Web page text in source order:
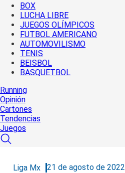
BOX
LUCHA LIBRE
JUEGOS OLÍMPICOS
FUTBOL AMERICANO
AUTOMOVILISMO
TENIS
BEISBOL
BASQUETBOL
Running
Opinión
Cartones
Tendencias
Juegos
Liga Mx 21 de agosto de 2022